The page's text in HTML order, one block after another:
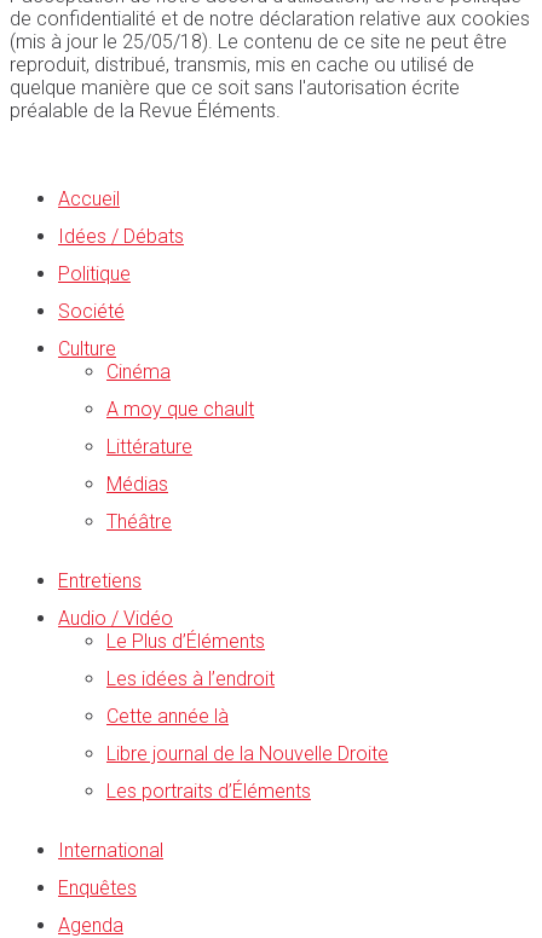
de confidentialité et de notre déclaration relative aux cookies
(mis à jour le 25/05/18). Le contenu de ce site ne peut être
reproduit, distribué, transmis, mis en cache ou utilisé de
quelque manière que ce soit sans l'autorisation écrite
préalable de la Revue Éléments.
Accueil
Idées / Débats
Politique
Société
Culture
Cinéma
A moy que chault
Littérature
Médias
Théâtre
Entretiens
Audio / Vidéo
Le Plus d’Éléments
Les idées à l’endroit
Cette année là
Libre journal de la Nouvelle Droite
Les portraits d’Éléments
International
Enquêtes
Agenda